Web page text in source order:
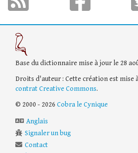
Base du dictionnaire mise à jour le 28
Droits d'auteur : Cette création est mise
contrat Creative Commons.
© 2000 - 2026 Cobra le Cynique
Anglais
Signaler un bug
Contact